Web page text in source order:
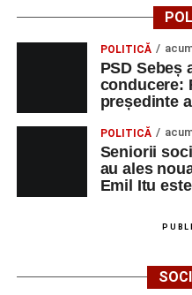
POLITICĂ
PSD Sebeș
conducere:
președinte
POLITICĂ
Seniorii
au ales
Emil Itu